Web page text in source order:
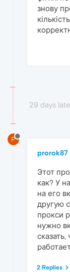
знову
29 days
P
prorok87
Этот
как? У
на его
другую
прокси
нужно
2 Replies